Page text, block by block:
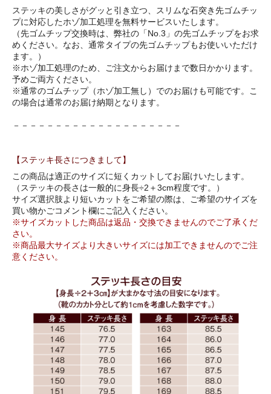
ステッキの美しさがグッと引き立つ、スリムな石突き先ゴムチッ
プに対応したホゾ加工処理を無料サービスいたします。
（先ゴムチップ交換時は、弊社の「No.3」の先ゴムチップをお求
めください。なお、通常タイプの先ゴムチップもお使いいただけ
ます。）
※ホゾ加工処理のため、ご注文からお届けまで数日かかります。
予めご両方ください。
※通常のゴムチップ（ホゾ加工無し）でのお届けも可能です。こ
の場合は通常のお届け納期となります。
－－－－－－－－－－－－－－－－－－－－
【ステッキ長さにつきまして】
この商品は適正のサイズに短くカットしてお届けいたします。
（ステッキの長さは一般的に身長÷2＋3cm程度です。）
サイズ選択肢より短いカットをご希望の際は、ご希望のサイズを
買い物かごコメント欄にご記入ください。
※サイズカットした商品は返品・交換できませんのでご了承くだ
さい。
※商品最大サイズより大きいサイズには加工できませんのでご注
意ください。